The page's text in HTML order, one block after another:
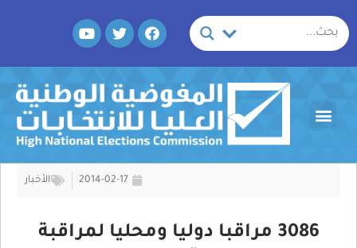
إلى
المحتوى
F
a
e
b
o
o
k
T
w
t
t
e
r
Y
o
t
b
e
Menu
2014-02-17 الأخبار
3086 مراقبا دوليا ومحليا لمراقبة